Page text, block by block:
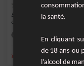
Égayez vos soirées d'été
combin...
gin jus de
la santé.
En cliquant
de 18 ans ou
l'alcool de